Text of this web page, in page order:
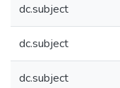
dc.subject
dc.subject
dc.subject